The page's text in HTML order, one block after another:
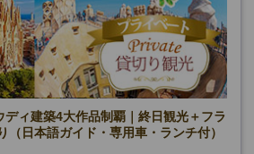
ディ建築4大作品制覇｜終日観光＋フラ
（日本語ガイド・専用車・ランチ付）